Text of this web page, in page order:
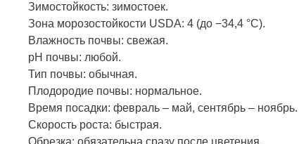
Зимостойкость: зимостоек.
Зона морозостойкости USDA: 4 (до −34,4 °C).
Влажность почвы: свежая.
pH почвы: любой.
Тип почвы: обычная.
Плодородие почвы: нормальное.
Время посадки: февраль – май, сентябрь – ноябрь.
Скорость роста: быстрая.